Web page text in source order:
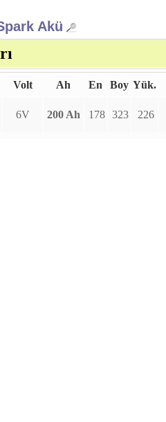
Akü
Volt Ah En Boy Yük.
6V 200 Ah 178 323 226